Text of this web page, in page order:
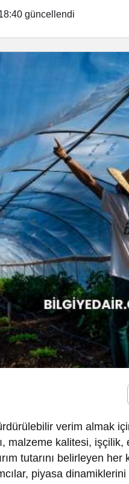
güncellendi
verim almak
malzeme kalitesi,
tutarını belirleyen
piyasa